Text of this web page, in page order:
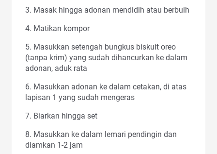
3. Masak hingga adonan mendidih atau berbuih
4. Matikan kompor
5. Masukkan setengah bungkus biskuit oreo
(tanpa krim) yang sudah dihancurkan ke dalam
adonan, aduk rata
6. Masukkan adonan ke dalam cetakan, di atas
lapisan 1 yang sudah mengeras
7. Biarkan hingga set
8. Masukkan ke dalam lemari pendingin dan
diamkan 1-2 jam